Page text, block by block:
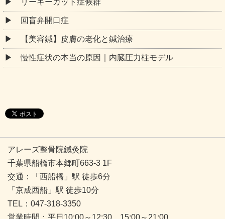
リーキーガット症候群
回盲弁開口症
【美容鍼】皮膚の老化と鍼治療
慢性症状の本当の原因｜内臓圧力柱モデル
アレーズ整骨院鍼灸院
千葉県船橋市本郷町663-3 1F
交通：「西船橋」駅 徒歩6分
「京成西船」駅 徒歩10分
TEL：047-318-3350